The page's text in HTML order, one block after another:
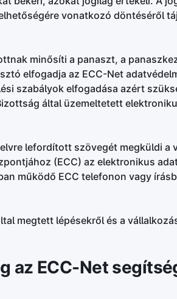
vonatkozó döntéséről
minősíti a panaszt, a
elfogadja az ECC-Net
szabályok elfogadása azért
által üzemeltetett
lefordított szövegét megküldi a
(ECC) az elektronikus
működő ECC telefonon vagy
megtett lépésekről és a
az ECC-Net